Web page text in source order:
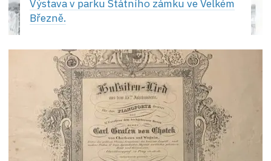
Výstava v parku Státního zámku ve Velkém
Březně.